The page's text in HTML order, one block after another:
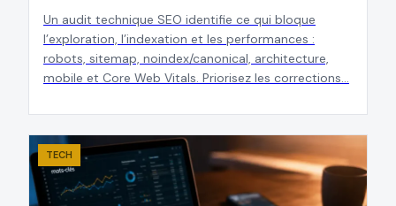
Un audit technique SEO identifie ce qui bloque
l’exploration, l’indexation et les performances :
robots, sitemap, noindex/canonical, architecture,
mobile et Core Web Vitals. Priorisez les corrections…
TECH